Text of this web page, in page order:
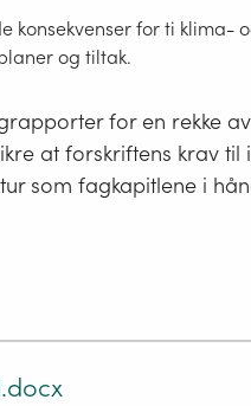
konsekvenser for ti klima-
og tiltak.
for en rekke
at forskriftens krav til
som fagkapitlene i